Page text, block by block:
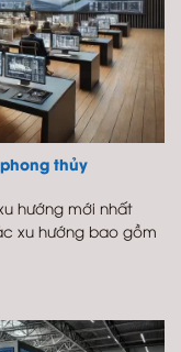
thủy
hướng mới nhất
xu hướng bao gồm